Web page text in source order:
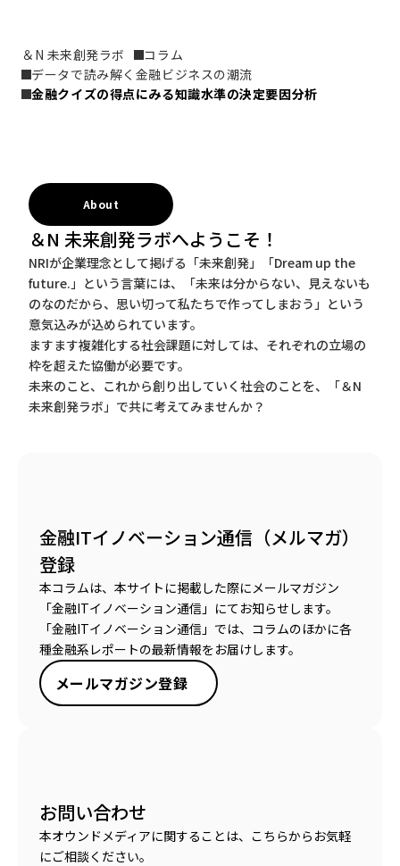
＆N 未来創発ラボ
コラム
データで読み解く金融ビジネスの潮流
金融クイズの得点にみる知識水準の決定要因分析
About
＆N 未来創発ラボへようこそ！
NRIが企業理念として掲げる「未来創発」「Dream up the
future.」という言葉には、「未来は分からない、見えないも
のなのだから、思い切って私たちで作ってしまおう」という
意気込みが込められています。
ますます複雑化する社会課題に対しては、それぞれの立場の
枠を超えた協働が必要です。
未来のこと、これから創り出していく社会のことを、「＆N
未来創発ラボ」で共に考えてみませんか？
金融ITイノベーション通信（メルマガ）
登録
本コラムは、本サイトに掲載した際にメールマガジン
「金融ITイノベーション通信」にてお知らせします。
「金融ITイノベーション通信」では、コラムのほかに各
種金融系レポートの最新情報をお届けします。
メールマガジン登録
お問い合わせ
本オウンドメディアに関することは、こちらからお気軽
にご相談ください。